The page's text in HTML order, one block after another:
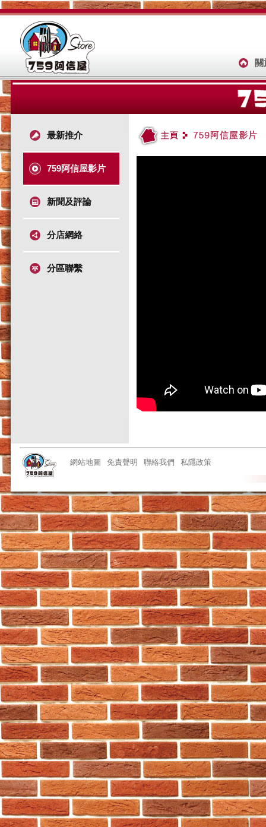
最新推介
759阿信屋影片
新聞及評論
分店網絡
分區聯繫
網站地圖 免責聲明 聯絡我們 私隱政策